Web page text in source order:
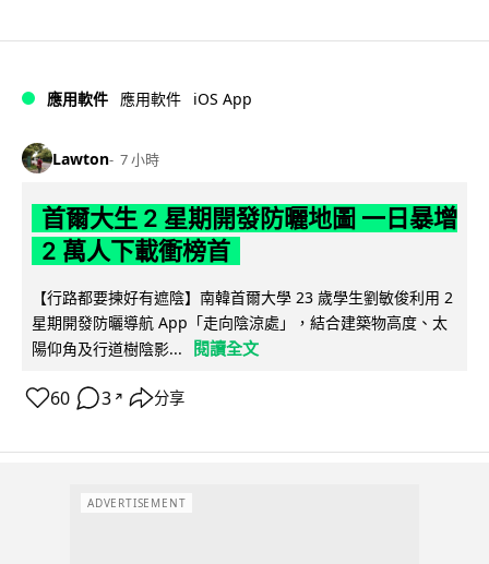
應用軟件 應用軟件 iOS App
Lawton 7 小時
首爾大生 2 星期開發防曬地圖 一日暴增
2 萬人下載衝榜首
【行路都要揀好有遮陰】南韓首爾大學 23 歲學生劉敏俊利用 2
星期開發防曬導航 App「走向陰涼處」，結合建築物高度、太
陽仰角及行道樹陰影...
閱讀全文
60 3 ↗ 分享
ADVERTISEMENT